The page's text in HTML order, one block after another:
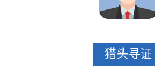
猎头寻证